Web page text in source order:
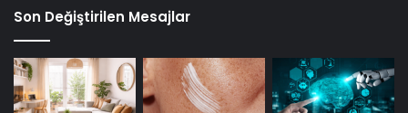
Son Değiştirilen Mesajlar